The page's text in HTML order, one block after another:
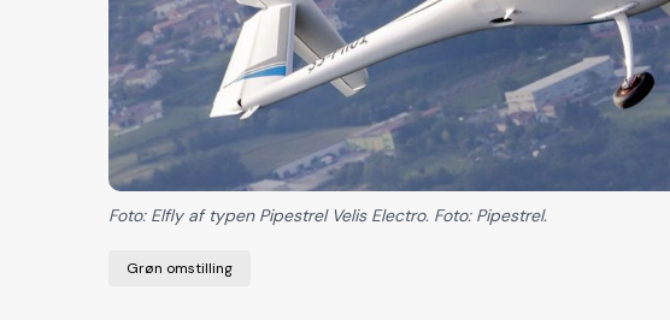
Grøn omstilling
Foto: Elfly af typen Pipestrel Velis Electro. Foto: Pipestrel.